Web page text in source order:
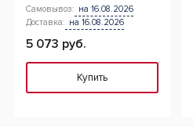
Самовывоз: на 16.08.2026
Доставка: на 16.08.2026
5 073 руб.
Купить